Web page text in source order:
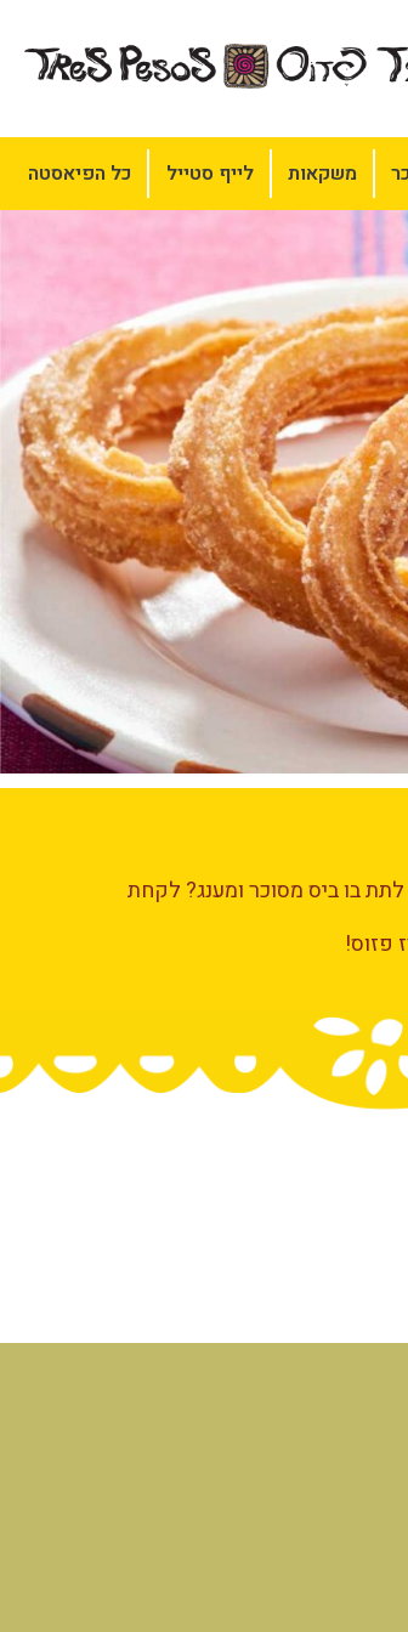
משקאות לייף סטייל כל הפיאסטה
בו ביס מסוכר ומענג? לקחת
פזוס!